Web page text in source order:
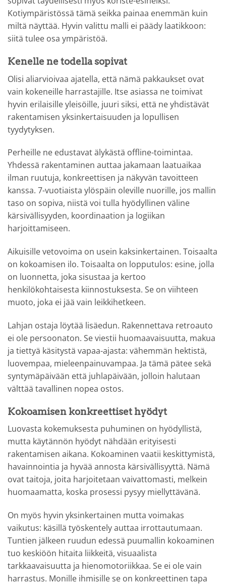
Kotiympäristössä tämä seikka painaa enemmän kuin
miltä näyttää. Hyvin valittu malli ei päädy laatikkoon:
siitä tulee osa ympäristöä.
Kenelle ne todella sopivat
Olisi aliarvioivaa ajatella, että nämä pakkaukset ovat
vain kokeneille harrastajille. Itse asiassa ne toimivat
hyvin erilaisille yleisöille, juuri siksi, että ne yhdistävät
rakentamisen yksinkertaisuuden ja lopullisen
tyydytyksen.
Perheille ne edustavat älykästä offline-toimintaa.
Yhdessä rakentaminen auttaa jakamaan laatuaikaa
ilman ruutuja, konkreettisen ja näkyvän tavoitteen
kanssa. 7-vuotiaista ylöspäin oleville nuorille, jos mallin
taso on sopiva, niistä voi tulla hyödyllinen väline
kärsivällisyyden, koordinaation ja logiikan
harjoittamiseen.
Aikuisille vetovoima on usein kaksinkertainen. Toisaalta
on kokoamisen ilo. Toisaalta on lopputulos: esine, jolla
on luonnetta, joka sisustaa ja kertoo
henkilökohtaisesta kiinnostuksesta. Se on viihteen
muoto, joka ei jää vain leikkihetkeen.
Lahjan ostaja löytää lisäedun. Rakennettava retroauto
ei ole persoonaton. Se viestii huomaavaisuutta, makua
ja tiettyä käsitystä vapaa-ajasta: vähemmän hektistä,
luovempaa, mieleenpainuvampaa. Ja tämä pätee sekä
syntymäpäivään että juhlapäivään, jolloin halutaan
välttää tavallinen nopea ostos.
Kokoamisen konkreettiset hyödyt
Luovasta kokemuksesta puhuminen on hyödyllistä,
mutta käytännön hyödyt nähdään erityisesti
rakentamisen aikana. Kokoaminen vaatii keskittymistä,
havainnointia ja hyvää annosta kärsivällisyyttä. Nämä
ovat taitoja, joita harjoitetaan vaivattomasti, melkein
huomaamatta, koska prosessi pysyy miellyttävänä.
On myös hyvin yksinkertainen mutta voimakas
vaikutus: käsillä työskentely auttaa irrottautumaan.
Tuntien jälkeen ruudun edessä puumallin kokoaminen
tuo keskiöön hitaita liikkeitä, visuaalista
tarkkaavaisuutta ja hienomotoriikkaa. Se ei ole vain
harrastus. Monille ihmisille se on konkreettinen tapa